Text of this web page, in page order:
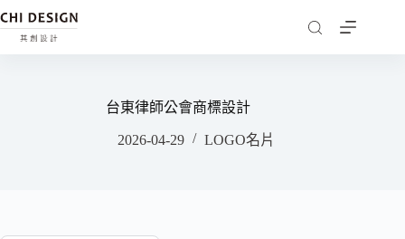
台東律師公會商標設計
2026-04-29 LOGO名片